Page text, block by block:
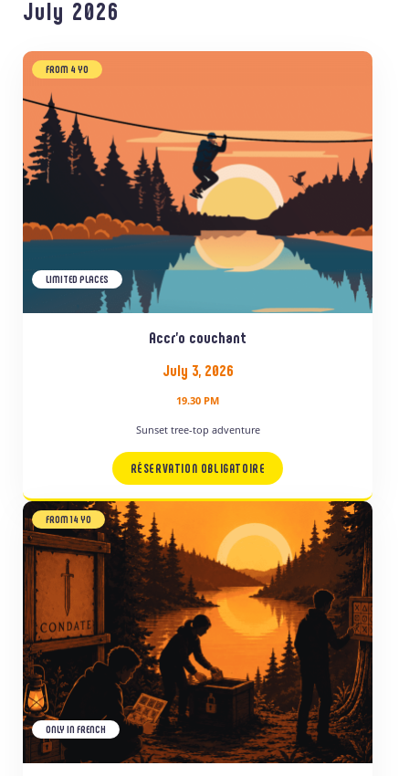
July 2026
FROM 4 YO
LIMITED PLACES
Accr’o couchant
July 3, 2026
19.30 PM
Sunset tree-top adventure
RÉSERVATION OBLIGATOIRE
FROM 14 YO
ONLY IN FRENCH